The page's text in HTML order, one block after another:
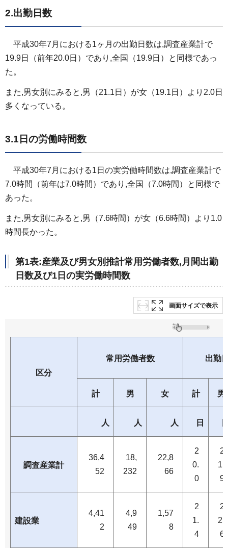
2.出勤日数
平成30年7月における1ヶ月の出勤日数は,調査産業計で
19.9日（前年20.0日）であり,全国（19.9日）と同様であっ
た。
また,男女別にみると,男（21.1日）が女（19.1日）より2.0日
多くなっている。
3.1日の労働時間数
平成30年7月における1日の実労働時間数は,調査産業計で
7.0時間（前年は7.0時間）であり,全国（7.0時間）と同様で
あった。
また,男女別にみると,男（7.6時間）が女（6.6時間）より1.0
時間長かった。
第1表:産業及び男女別推計常用労働者数,月間出勤
日数及び1日の実労働時間数
画面サイズで表示
区分
常用労働者数 出勤
計 男 女 計 男
人 人 人 日
調査産業計
36,4
52
18,
232
22,8
66
2
0.
0
2
1.
9
建設業
4,41
2
4,9
49
1,57
8
2
1.
4
2
2.
6